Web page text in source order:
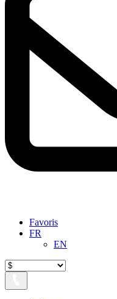
Favoris
FR
EN